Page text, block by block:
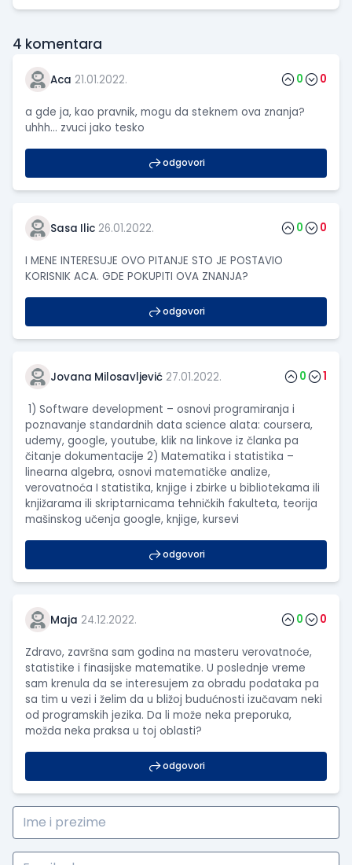
4 komentara
Aca 21.01.2022. 0 0
a gde ja, kao pravnik, mogu da steknem ova znanja?
uhhh... zvuci jako tesko
odgovori
Sasa Ilic 26.01.2022. 0 0
I MENE INTERESUJE OVO PITANJE STO JE POSTAVIO
KORISNIK ACA. GDE POKUPITI OVA ZNANJA?
odgovori
Jovana Milosavljević 27.01.2022. 0 1
1) Software development – osnovi programiranja i
poznavanje standardnih data science alata: coursera,
udemy, google, youtube, klik na linkove iz članka pa
čitanje dokumentacije 2) Matematika i statistika –
linearna algebra, osnovi matematičke analize,
verovatnoća I statistika, knjige i zbirke u bibliotekama ili
knjižarama ili skriptarnicama tehničkih fakulteta, teorija
mašinskog učenja google, knjige, kursevi
odgovori
Maja 24.12.2022. 0 0
Zdravo, završna sam godina na masteru verovatnoće,
statistike i finasijske matematike. U poslednje vreme
sam krenula da se interesujem za obradu podataka pa
sa tim u vezi i želim da u bližoj budućnosti izučavam neki
od programskih jezika. Da li može neka preporuka,
možda neka praksa u toj oblasti?
odgovori